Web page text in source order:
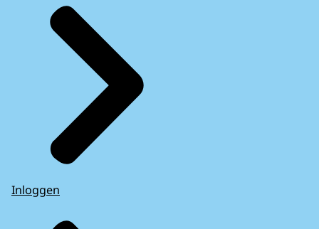
Inloggen